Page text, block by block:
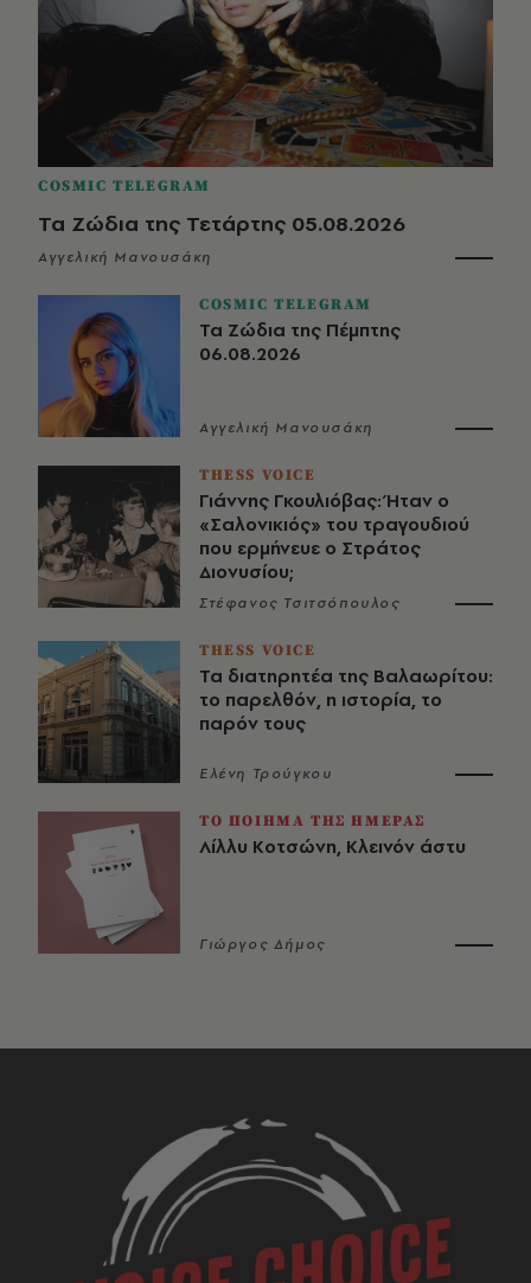
COSMIC TELEGRAM
Τα Ζώδια της Τετάρτης 05.08.2026
Αγγελική Μανουσάκη
COSMIC TELEGRAM
Τα Ζώδια της Πέμπτης
06.08.2026
Αγγελική Μανουσάκη
THESS VOICE
Γιάννης Γκουλιόβας: Ήταν ο
«Σαλονικιός» του τραγουδιού
που ερμήνευε ο Στράτος
Διονυσίου;
Στέφανος Τσιτσόπουλος
THESS VOICE
Τα διατηρητέα της Βαλαωρίτου:
το παρελθόν, η ιστορία, το
παρόν τους
Ελένη Τρούγκου
ΤΟ ΠΟΙΗΜΑ ΤΗΣ ΗΜΕΡΑΣ
Λίλλυ Κοτσώνη, Κλεινόν άστυ
Γιώργος Δήμος